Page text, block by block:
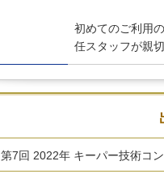
初めてのご利用
任スタッフが親
第7回 2022年 キーパー技術コ